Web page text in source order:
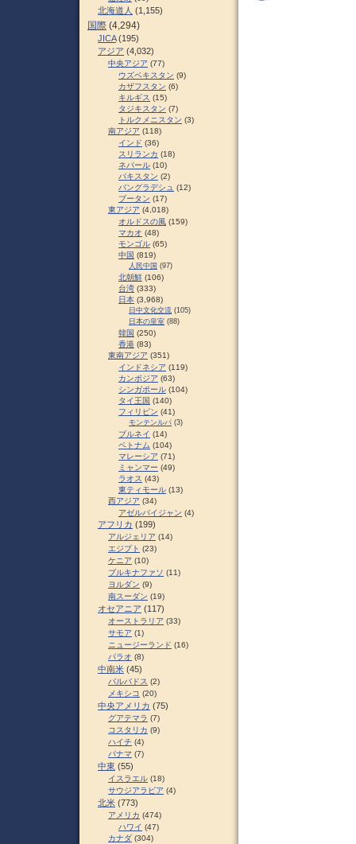
北海道人 (1,155)
国際 (4,294)
JICA(195)
アジア (4,032)
中央アジア (77)
ウズベキスタン (9)
カザフスタン (6)
キルギス (15)
タジキスタン (7)
トルクメニスタン (3)
南アジア (118)
インド (36)
スリランカ (18)
ネパール (10)
パキスタン (2)
バングラデシュ (12)
ブータン (17)
東アジア (4,018)
オルドスの風 (159)
マカオ (48)
モンゴル (65)
中国 (819)
人民中国 (97)
北朝鮮 (106)
台湾 (333)
日本 (3,968)
日中文化交流 (105)
日本の皇室 (88)
韓国 (250)
香港 (83)
東南アジア (351)
インドネシア (119)
カンボジア (63)
シンガポール (104)
タイ王国 (140)
フィリピン (41)
モンテンルパ (3)
ブルネイ (14)
ベトナム (104)
マレーシア (71)
ミャンマー (49)
ラオス (43)
東ティモール (13)
西アジア (34)
アゼルバイジャン (4)
アフリカ (199)
アルジェリア (14)
エジプト (23)
ケニア (10)
ブルキナファソ (11)
ヨルダン (9)
南スーダン (19)
オセアニア (117)
オーストラリア (33)
サモア (1)
ニュージーランド (16)
パラオ (8)
中南米 (45)
バルバドス (2)
メキシコ (20)
中央アメリカ (75)
グアテマラ (7)
コスタリカ (9)
ハイチ (4)
パナマ (7)
中東 (55)
イスラエル (18)
サウジアラビア (4)
北米 (773)
アメリカ (474)
ハワイ (47)
カナダ (304)